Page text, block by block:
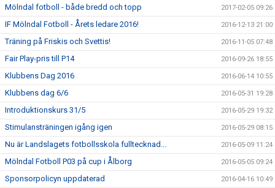
Mölndal fotboll - både bredd och topp 2017-02-05 09:26
IF Mölndal Fotboll - Årets ledare 2016! 2016-12-13 21:00
Träning på Friskis och Svettis! 2016-11-05 07:48
Fair Play-pris till P14 2016-09-26 18:55
Klubbens Dag 2016 2016-06-14 10:55
Klubbens dag 6/6 2016-05-31 19:28
Introduktionskurs 31/5 2016-05-29 19:32
Stimulansträningen igång igen 2016-05-29 08:15
Nu är Landslagets fotbollsskola fulltecknad... 2016-05-09 11:24
Mölndal Fotboll P03 på cup i Ålborg 2016-05-05 09:24
Sponsorpolicyn uppdaterad 2016-04-16 10:49